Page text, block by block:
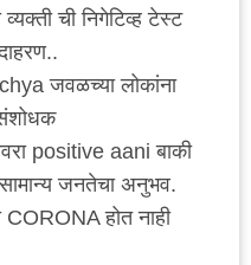
ची निगेटिव्ह टेस्ट
जवळच्या लोकांना
positive aani बाकी
जनतेचा अनुभव.
होत नाही